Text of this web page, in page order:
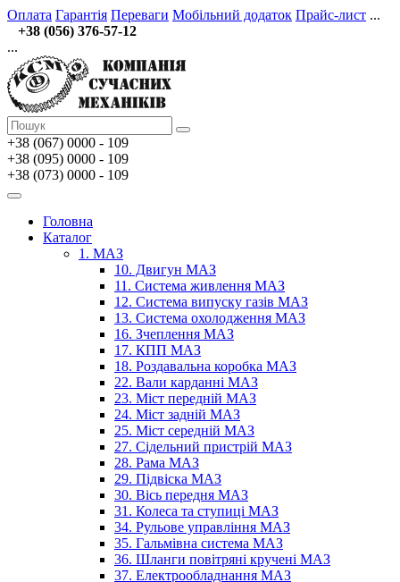
Оплата Гарантія Переваги Мобільний додаток Прайс-лист ...
+38 (056) 376-57-12
...
+38 (067) 0000 - 109
+38 (095) 0000 - 109
+38 (073) 0000 - 109
Головна
Каталог
1. МАЗ
10. Двигун МАЗ
11. Система живлення МАЗ
12. Система випуску газів МАЗ
13. Система охолодження МАЗ
16. Зчеплення МАЗ
17. КПП МАЗ
18. Роздавальна коробка МАЗ
22. Вали карданні МАЗ
23. Міст передній МАЗ
24. Міст задній МАЗ
25. Міст середній МАЗ
27. Сідельний пристрій МАЗ
28. Рама МАЗ
29. Підвіска МАЗ
30. Вісь передня МАЗ
31. Колеса та ступиці МАЗ
34. Рульове управління МАЗ
35. Гальмівна система МАЗ
36. Шланги повітряні кручені МАЗ
37. Електрообладнання МАЗ